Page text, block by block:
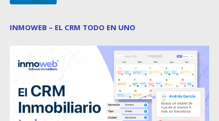
INMOWEB – EL CRM TODO EN UNO